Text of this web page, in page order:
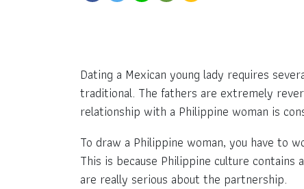
Dating a Mexican young lady requires
traditional. The fathers are extremely
relationship with a Philippine woman is
To draw a Philippine woman, you have to
This is because Philippine culture
are really serious about the partnership.